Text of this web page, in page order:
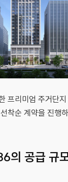
프리미엄 주거단
착순 계약을 진행
의 공급 규